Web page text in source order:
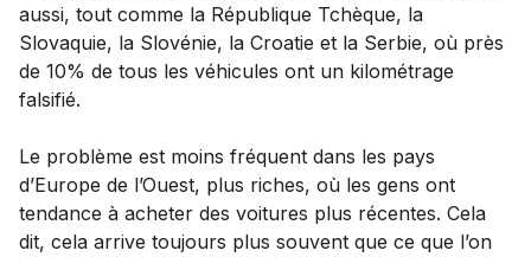
aussi, tout comme la République Tchèque, la
Slovaquie, la Slovénie, la Croatie et la Serbie, où près
de 10% de tous les véhicules ont un kilométrage
falsifié.
Le problème est moins fréquent dans les pays
d’Europe de l’Ouest, plus riches, où les gens ont
tendance à acheter des voitures plus récentes. Cela
dit, cela arrive toujours plus souvent que ce que l’on